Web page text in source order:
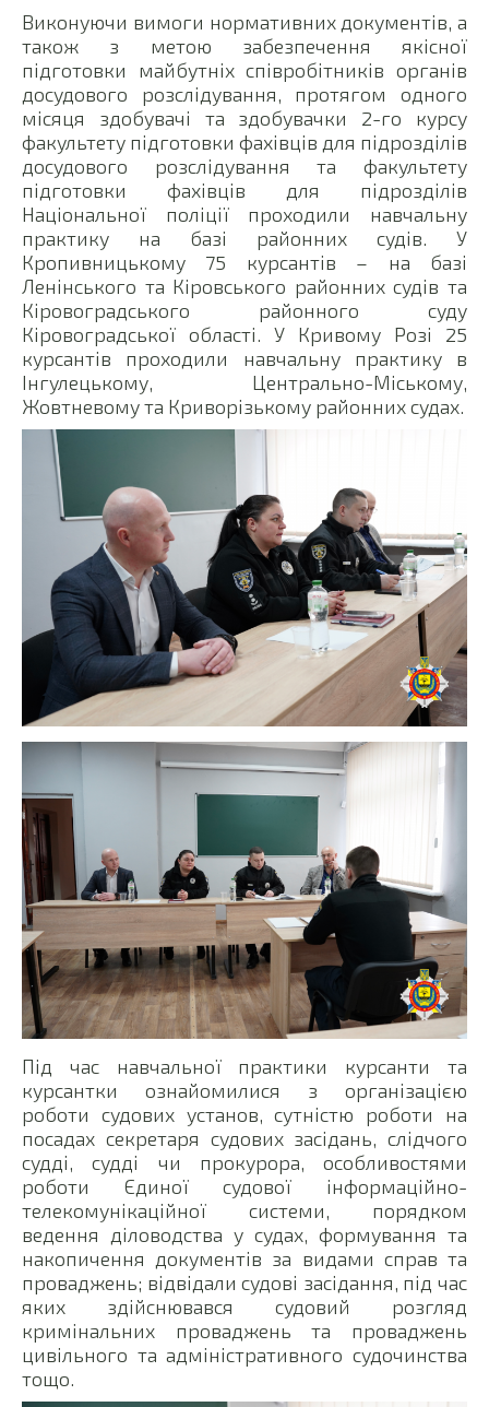
Виконуючи вимоги нормативних документів, а
також з метою забезпечення якісної
підготовки майбутніх співробітників органів
досудового розслідування, протягом одного
місяця здобувачі та здобувачки 2-го курсу
факультету підготовки фахівців для підрозділів
досудового розслідування та факультету
підготовки фахівців для підрозділів
Національної поліції проходили навчальну
практику на базі районних судів. У
Кропивницькому 75 курсантів – на базі
Ленінського та Кіровського районних судів та
Кіровоградського районного суду
Кіровоградської області. У Кривому Розі 25
курсантів проходили навчальну практику в
Інгулецькому, Центрально-Міському,
Жовтневому та Криворізькому районних судах.
Під час навчальної практики курсанти та
курсантки ознайомилися з організацією
роботи судових установ, сутністю роботи на
посадах секретаря судових засідань, слідчого
судді, судді чи прокурора, особливостями
роботи Єдиної судової інформаційно-
телекомунікаційної системи, порядком
ведення діловодства у судах, формування та
накопичення документів за видами справ та
проваджень; відвідали судові засідання, під час
яких здійснювався судовий розгляд
кримінальних проваджень та проваджень
цивільного та адміністративного судочинства
тощо.